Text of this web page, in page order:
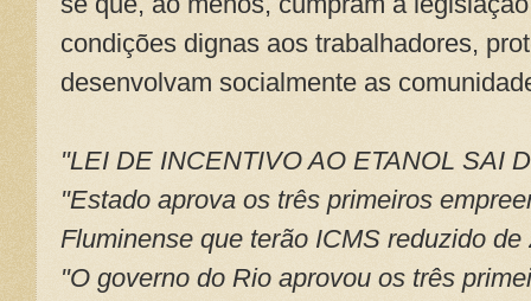
condições dignas aos trabalhadores,
desenvolvam socialmente as
"LEI DE INCENTIVO AO ETANOL SAI
"Estado aprova os três primeiros
Fluminense que terão ICMS reduzido
"O governo do Rio aprovou os três